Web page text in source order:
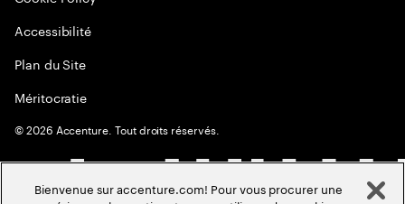
Accessibilité
Plan du Site
Méritocratie
©2026 Accenture. Tout droits réservés.
Bienvenue sur accenture.com! Pour vous procurer une